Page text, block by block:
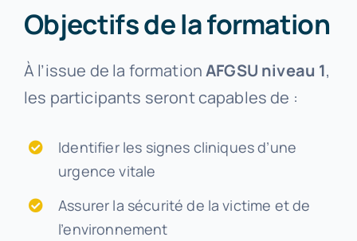
Objectifs de la formation
À l’issue de la formationAFGSU niveau 1,
les participants seront capables de :
Identifier les signes cliniques d’une
urgence vitale
Assurer la sécurité de la victime et de
l’environnement